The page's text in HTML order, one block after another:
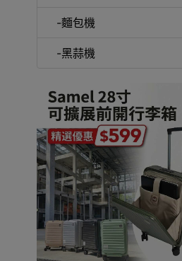
-麵包機
-黑蒜機